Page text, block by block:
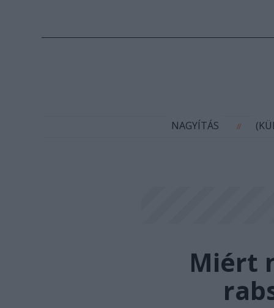
NAGYÍTÁS //
Miért